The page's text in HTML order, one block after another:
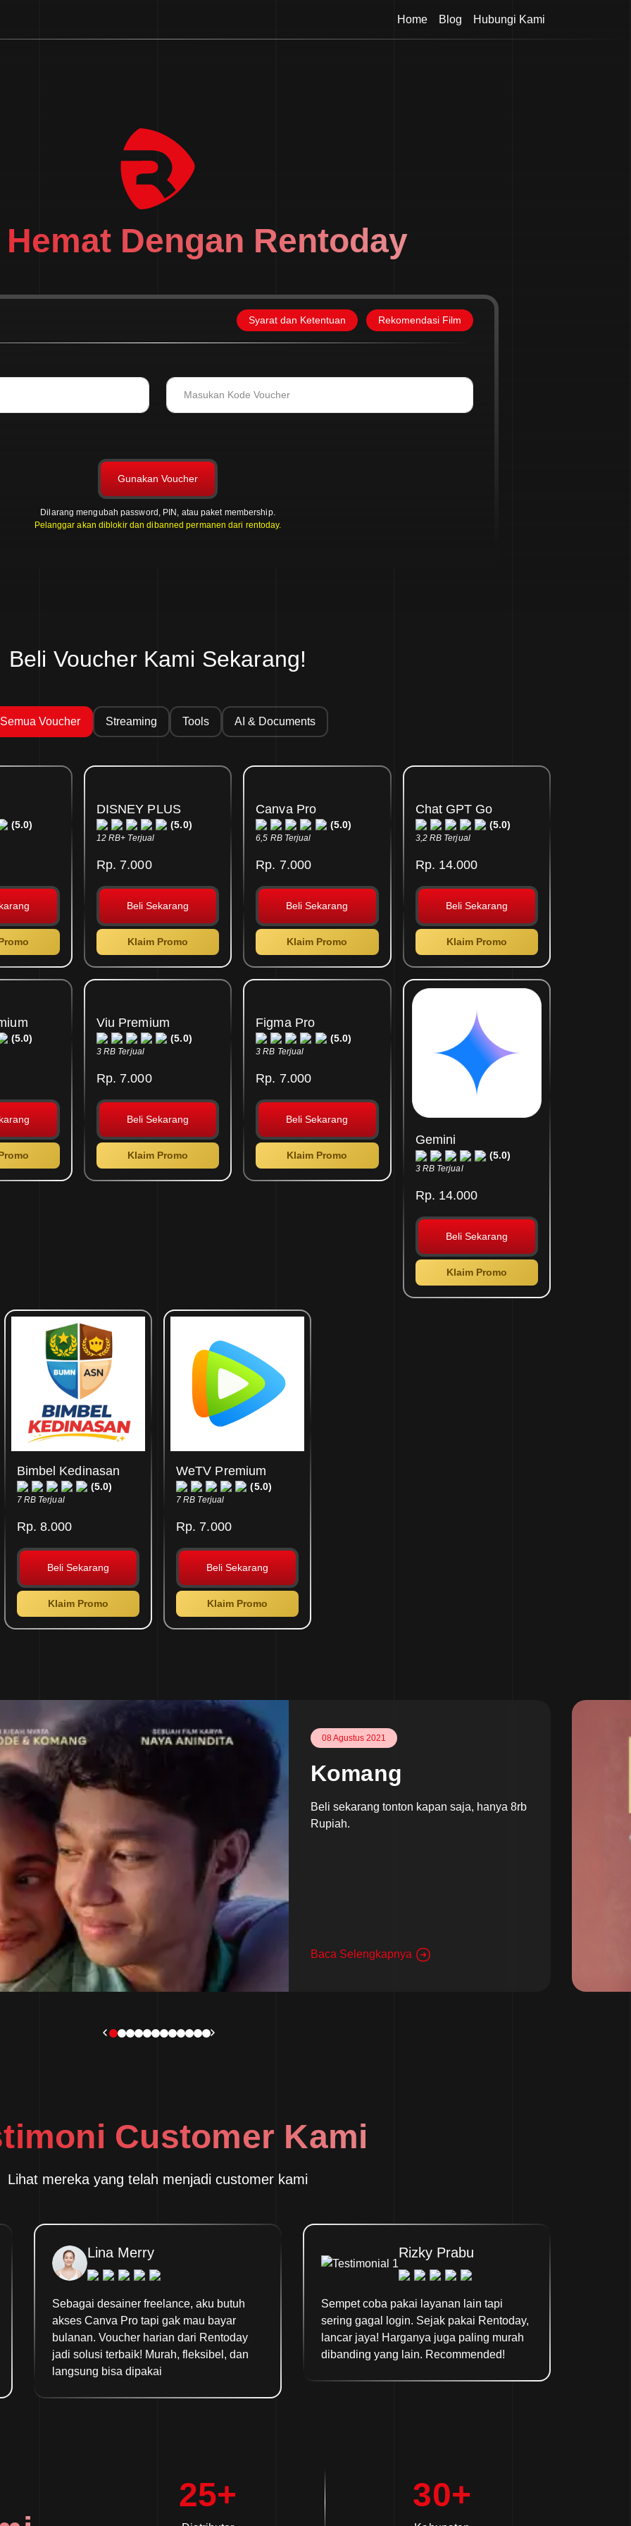
Home Blog Hubungi Kami
Dengan Rentoday
Syarat dan Ketentuan Rekomendasi Film
Gunakan Voucher
Dilarang mengubah password, PIN, atau paket membership.
Pelanggar akan diblokir dan dibanned permanen dari rentoday.
Beli Voucher Kami Sekarang!
Semua Voucher Streaming Tools AI & Documents
(5.0)
DISNEY PLUS
(5.0)
12 RB+ Terjual
Rp. 7.000
Beli Sekarang
Klaim Promo
Canva Pro
(5.0)
6,5 RB Terjual
Rp. 7.000
Beli Sekarang
Klaim Promo
Chat GPT Go
(5.0)
3,2 RB Terjual
Rp. 14.000
Beli Sekarang
Klaim Promo
(5.0)
Viu Premium
(5.0)
3 RB Terjual
Rp. 7.000
Beli Sekarang
Klaim Promo
Figma Pro
(5.0)
3 RB Terjual
Rp. 7.000
Beli Sekarang
Klaim Promo
Gemini
(5.0)
3 RB Terjual
Rp. 14.000
Beli Sekarang
Klaim Promo
Bimbel Kedinasan
(5.0)
7 RB Terjual
Rp. 8.000
Beli Sekarang
Klaim Promo
WeTV Premium
(5.0)
7 RB Terjual
Rp. 7.000
Beli Sekarang
Klaim Promo
08 Agustus 2021
Komang
Beli sekarang tonton kapan saja, hanya 8rb
Rupiah.
Baca Selengkapnya
Customer Kami
Lihat mereka yang telah menjadi customer kami
Lina Merry
Sebagai desainer freelance, aku butuh
akses Canva Pro tapi gak mau bayar
bulanan. Voucher harian dari Rentoday
jadi solusi terbaik! Murah, fleksibel, dan
langsung bisa dipakai
Rizky Prabu
Sempet coba pakai layanan lain tapi
sering gagal login. Sejak pakai Rentoday,
lancar jaya! Harganya juga paling murah
dibanding yang lain. Recommended!
25+ 30+